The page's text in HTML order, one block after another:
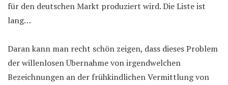
für den deutschen Markt produziert wird. Die Liste ist
lang…
Daran kann man recht schön zeigen, dass dieses Problem
der willenlosen Übernahme von irgendwelchen
Bezeichnungen an der frühkindlichen Vermittlung von